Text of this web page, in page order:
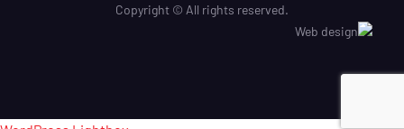
Copyright © All rights reserved.
Web design